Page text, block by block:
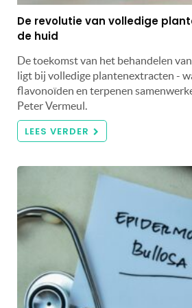
De revolutie van volledige
de huid
De toekomst van het behandelen
ligt bij volledige plantenextracten -
flavonoïden en terpenen
Peter Vermeul.
LEES VERDER